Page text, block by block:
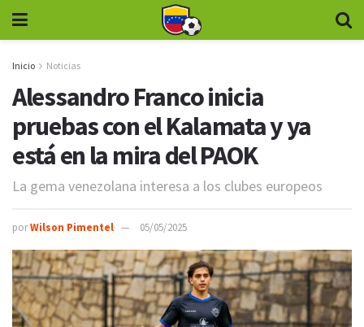
Inicio Noticias
Alessandro Franco inicia
pruebas con el Kalamata y ya
está en la mira del PAOK
La gema venezolana interesa a los clubes europeos
porWilson Pimentel 05/05/2025